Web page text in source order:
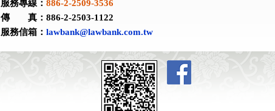
服務專線： 886-2-2509-3536
傳 真：886-2-2503-1122
服務信箱： lawbank@lawbank.com.tw